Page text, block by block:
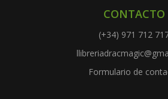
CONTACTO
(+34) 971 712
Formulario de